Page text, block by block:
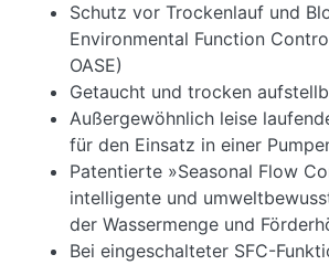
Schutz vor Trockenlauf und
Environmental Function
OASE)
Getaucht und trocken
Außergewöhnlich leise
für den Einsatz in einer
Patentierte »Seasonal Flow
intelligente und
der Wassermenge und
Bei eingeschalteter SFC-